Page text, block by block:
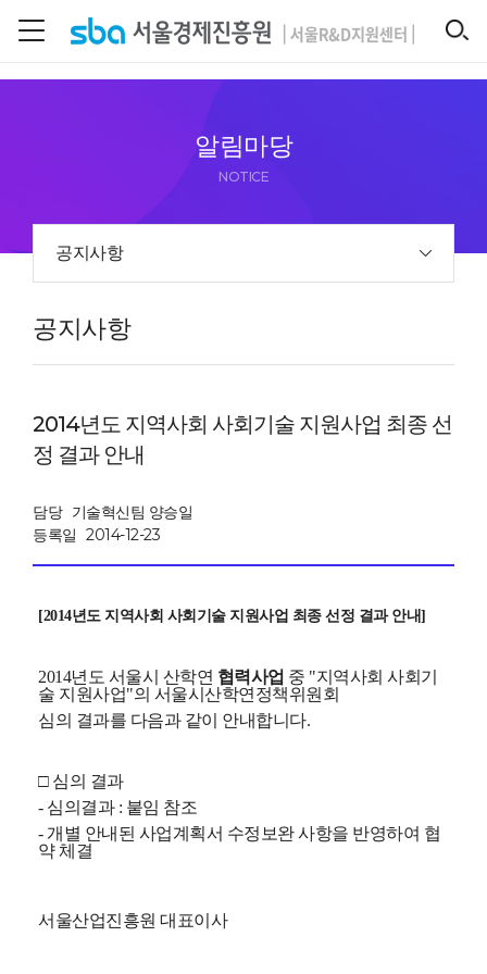
알림마당
NOTICE
공지사항
공지사항
2014년도 지역사회 사회기술 지원사업 최종 선
정 결과 안내
담당 기술혁신팀 양승일
등록일 2014-12-23
[2014년도 지역사회 사회기술 지원사업 최종 선정 결과 안내]
2014년도 서울시 산학연 협력사업 중 "지역사회 사회기
술 지원사업"의 서울시산학연정책위원회
심의 결과를 다음과 같이 안내합니다.
□ 심의 결과
- 심의결과 : 붙임 참조
- 개별 안내된 사업계획서 수정보완 사항을 반영하여 협
약 체결
서울산업진흥원 대표이사